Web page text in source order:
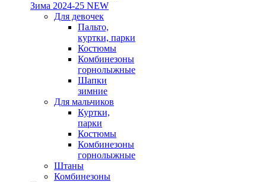
Зима 2024-25 NEW
Для девочек
Пальто,
куртки, парки
Костюмы
Комбинезоны
горнолыжные
Шапки
зимние
Для мальчиков
Куртки,
парки
Костюмы
Комбинезоны
горнолыжные
Штаны
Комбинезоны